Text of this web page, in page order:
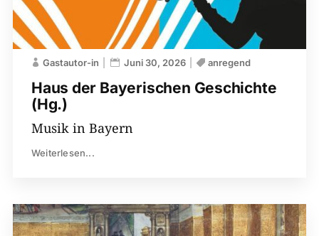
Haus der Bayerischen ­Geschichte
(Hg.)
Gastautor-in Juni 30, 2026 anregend
Musik in Bayern
Weiterlesen...